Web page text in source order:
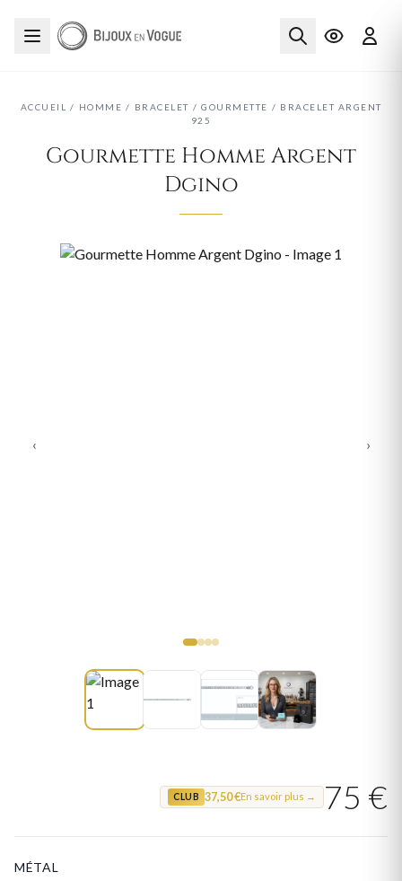
ACCUEIL / HOMME / BRACELET / GOURMETTE / BRACELET ARGENT
925
Gourmette Homme Argent
Dgino
‹ ›
CLUB 37,50 €En savoir plus → 75 €
MÉTAL